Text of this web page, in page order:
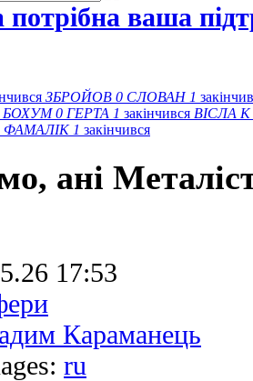
ваша
ЗБРОЙОВ 0 СЛОВАН 1
БОХУМ 0 ГЕРТА 1 закінчився ВІСЛА K
ФАМАЛІК 1 закінчився
ані
17:53
Караманець
ru